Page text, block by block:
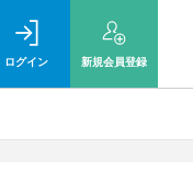
ログイン 新規会員登録